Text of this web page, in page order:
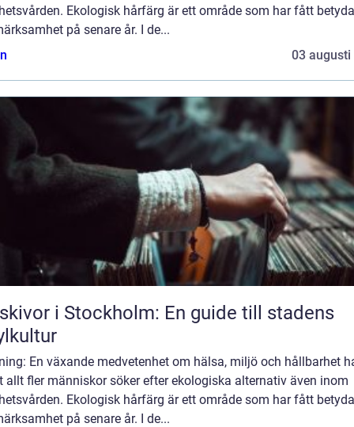
Ekologisk hårfärg är ett område som har fått
på senare år. I de...
03 augusti
i Stockholm: En guide till stadens
En växande medvetenhet om hälsa, miljö och hållbarhet
allt fler människor söker efter ekologiska alternativ även inom
Ekologisk hårfärg är ett område som har fått
på senare år. I de...